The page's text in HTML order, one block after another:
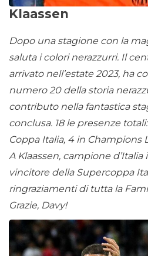
Klaassen
Dopo una stagione con la
saluta i colori nerazzurri. Il
arrivato nell’estate 2023, ha
numero 20 della storia
contributo nella fantastica
conclusa. 18 le presenze totali:
Coppa Italia, 4 in Champions
A Klaassen, campione d’Italia
vincitore della Supercoppa
ringraziamenti di tutta la
Grazie, Davy!